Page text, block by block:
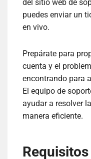
del sitio web de
puedes enviar un
en vivo.
Prepárate para
cuenta y el
encontrando para
El equipo de
ayudar a resolver
manera eficiente.